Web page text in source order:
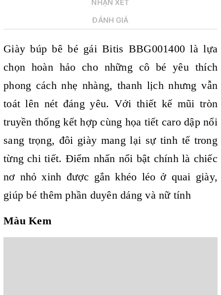
NHẬN XÉT
ĐÁNH GIÁ
Giày búp bê bé gái Bitis BBG001400 là lựa
chọn hoàn hảo cho những cô bé yêu thích
phong cách nhẹ nhàng, thanh lịch nhưng vẫn
toát lên nét đáng yêu. Với thiết kế mũi tròn
truyền thống kết hợp cùng họa tiết caro dập nổi
sang trọng, đôi giày mang lại sự tinh tế trong
từng chi tiết. Điểm nhấn nổi bật chính là chiếc
nơ nhỏ xinh được gắn khéo léo ở quai giày,
giúp bé thêm phần duyên dáng và nữ tính
Màu Kem